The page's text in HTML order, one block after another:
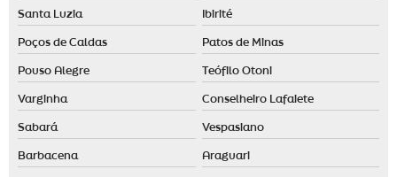
Santa Luzia Ibirité
Poços de Caldas Patos de Minas
Pouso Alegre Teófilo Otoni
Varginha Conselheiro Lafaiete
Sabará Vespasiano
Barbacena Araguari